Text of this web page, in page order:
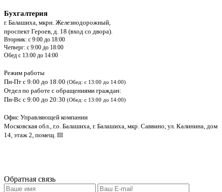
Бухгалтерия
г. Балашиха, мкрн. Железнодорожный,
проспект Героев, д. 18 (вход со двора).
Вторник: с 9:00 до 18:00
Четверг: с 9:00 до 18:00
Обед с 13:00 до 14:00
Режим работы
Пн-Пт с 9:00 до 18:00 (Обед: с 13:00 до 14:00)
Отдел по работе с обращениями граждан:
Пн-Вс с 9:00 до 20:30 (Обед: с 13:00 до 14:00)
Офис Управляющей компании
Московская обл., г.о. Балашиха, г. Балашиха, мкр. Саввино, ул. Калинина, дом
14, этаж 2, помещ. III
Обратная связь